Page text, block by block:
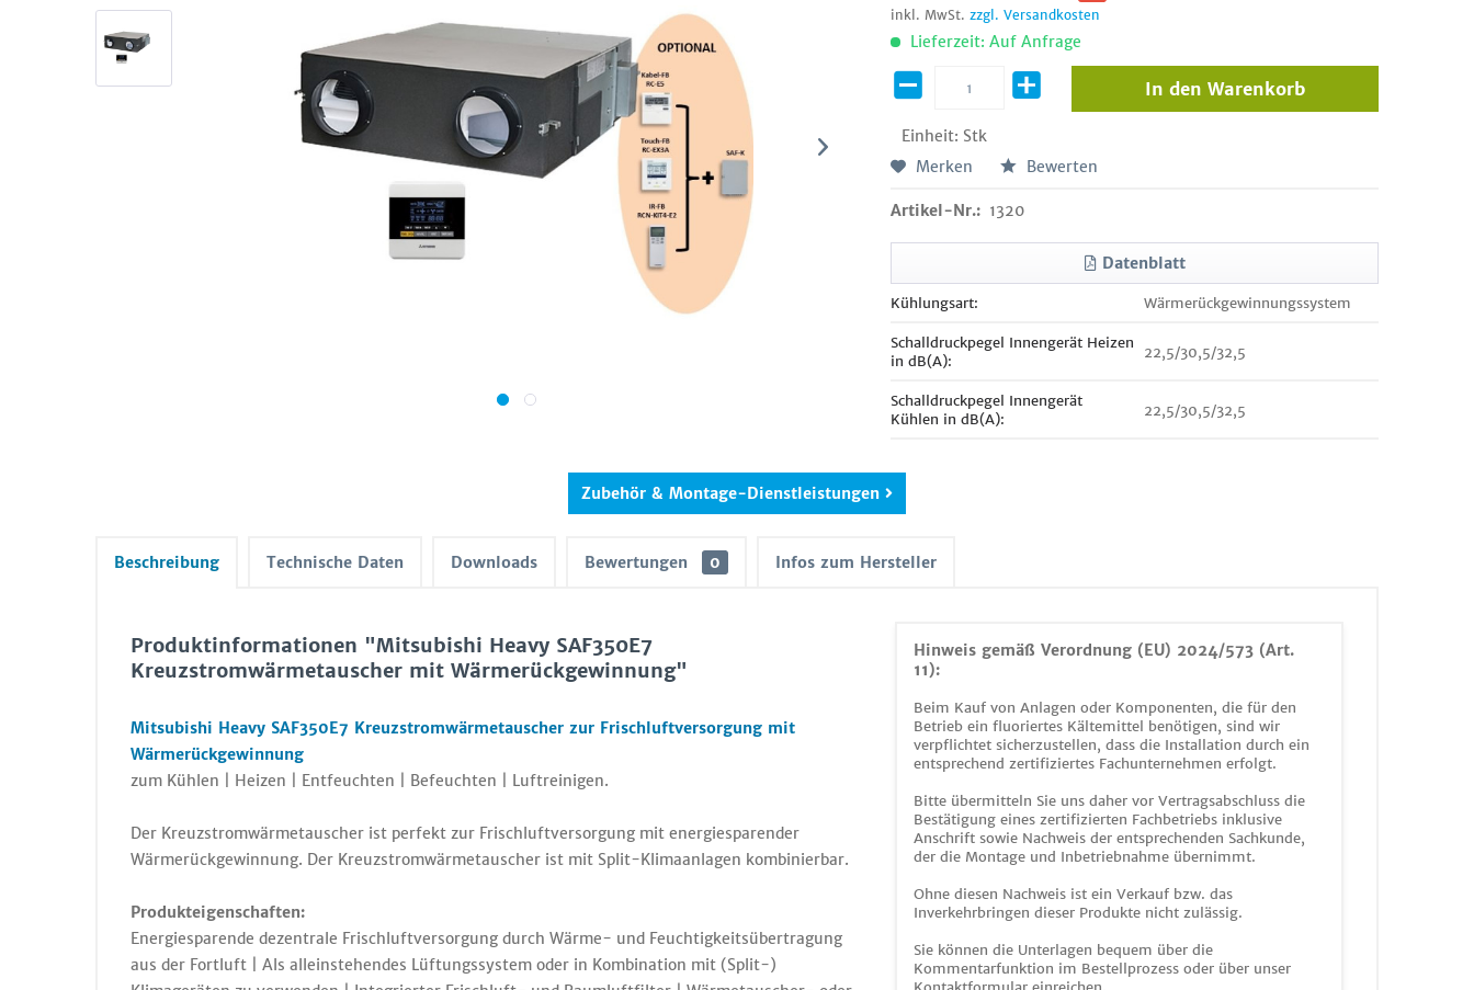
inkl. MwSt.zzgl. Versandkosten
Lieferzeit: Auf Anfrage
Einheit: Stk
In den Warenkorb
Merken Bewerten
Artikel-Nr.: 1320
Datenblatt
Kühlungsart: Wärmerückgewinnungssystem
Schalldruckpegel Innengerät Heizen
in dB(A):
22,5/30,5/32,5
Schalldruckpegel Innengerät
Kühlen in dB(A):
22,5/30,5/32,5
Zubehör & Montage-Dienstleistungen
Beschreibung Technische Daten Downloads Bewertungen 0 Infos zum Hersteller
Hinweis gemäß Verordnung (EU) 2024/573 (Art.
11):
Beim Kauf von Anlagen oder Komponenten, die für den
Betrieb ein fluoriertes Kältemittel benötigen, sind wir
verpflichtet sicherzustellen, dass die Installation durch ein
entsprechend zertifiziertes Fachunternehmen erfolgt.
Bitte übermitteln Sie uns daher vor Vertragsabschluss die
Bestätigung eines zertifizierten Fachbetriebs inklusive
Anschrift sowie Nachweis der entsprechenden Sachkunde,
der die Montage und Inbetriebnahme übernimmt.
Ohne diesen Nachweis ist ein Verkauf bzw. das
Inverkehrbringen dieser Produkte nicht zulässig.
Sie können die Unterlagen bequem über die
Kommentarfunktion im Bestellprozess oder über unser
Produktinformationen "Mitsubishi Heavy SAF350E7
Kreuzstromwärmetauscher mit Wärmerückgewinnung"
Mitsubishi Heavy SAF350E7 Kreuzstromwärmetauscher zur Frischluftversorgung mit
Wärmerückgewinnung
zum Kühlen | Heizen | Entfeuchten | Befeuchten | Luftreinigen.
Der Kreuzstromwärmetauscher ist perfekt zur Frischluftversorgung mit energiesparender
Wärmerückgewinnung. Der Kreuzstromwärmetauscher ist mit Split-Klimaanlagen kombinierbar.
Produkteigenschaften:
Energiesparende dezentrale Frischluftversorgung durch Wärme- und Feuchtigkeitsübertragung
aus der Fortluft | Als alleinstehendes Lüftungssystem oder in Kombination mit (Split-)